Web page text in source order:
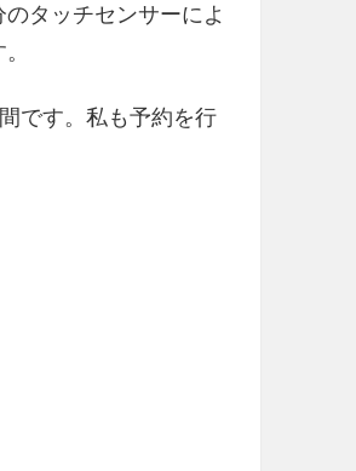
タッチセンサーによ
です。私も予約を行